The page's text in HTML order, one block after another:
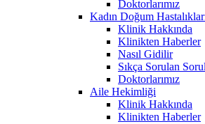
Doktorlarımız
Kadın Doğum
Klinik Hakkında
Klinikten Haberler
Nasıl Gidilir
Sıkça Sorulan
Doktorlarımız
Aile Hekimliği
Klinik Hakkında
Klinikten Haberler